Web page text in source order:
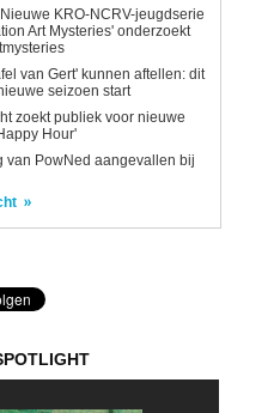
KRO-NCRV-jeugdserie
Art Mysteries' onderzoekt
van Gert' kunnen aftellen: dit
seizoen start
zoekt publiek voor nieuwe
Hour'
van PowNed aangevallen bij